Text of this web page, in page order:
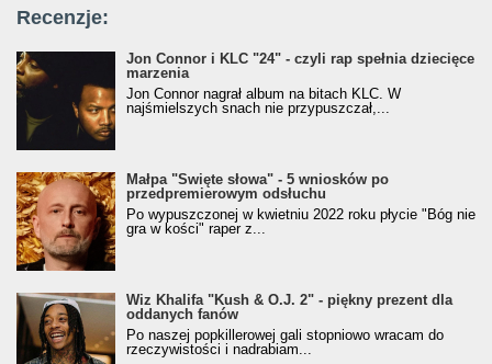
Recenzje:
Jon Connor i KLC "24" - czyli rap spełnia dziecięce
marzenia
Jon Connor nagrał album na bitach KLC. W
najśmielszych snach nie przypuszczał,...
Małpa "Święte słowa" - 5 wniosków po
przedpremierowym odsłuchu
Po wypuszczonej w kwietniu 2022 roku płycie "Bóg nie
gra w kości" raper z...
Wiz Khalifa "Kush & O.J. 2" - piękny prezent dla
oddanych fanów
Po naszej popkillerowej gali stopniowo wracam do
rzeczywistości i nadrabiam...